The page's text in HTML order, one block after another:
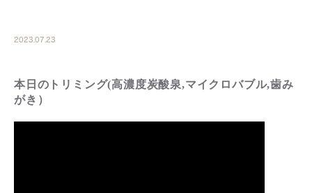
2023.07.23
本日のトリミング(高濃度炭酸泉,マイクロバブル,歯み
がき）